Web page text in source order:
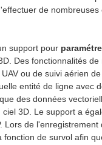
de
support pour
Des fonctionnalités
ou de suivi aérien
entité de ligne avec
des données
3D. Le support a
Lors de
fonction de survol afin